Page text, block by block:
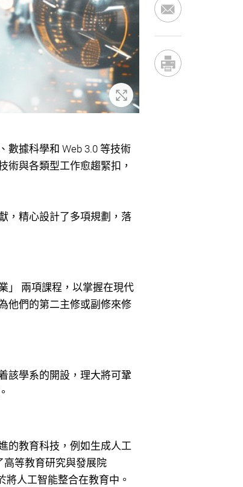
放大
數據科學和 Web 3.0 等技術
術與各類型工作愈趨緊扣，
，精心設計了多項規劃，落
」 兩項課程，以掌握在現代
他們的第二主修或副修來修
該學系的開設，理大將可鞏
的教育科技，例如生成人工
高等教育研究與發展院
將人工智能整合在教育中。